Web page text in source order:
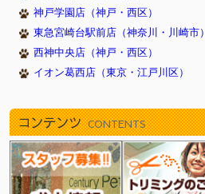
神戸学園店（神戸・西区）
東急宮崎台駅前店（神奈川・川崎市）
西神中央店（神戸・西区）
イオン葛西店（東京・江戸川区）
コンテンツ CONTENTS